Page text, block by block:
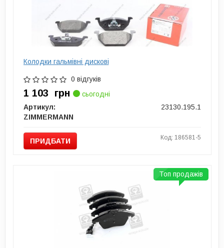
Колодки гальмівні дискові
0 відгуків
1 103 грн
сьогодні
Артикул:
23130.195.1
ZIMMERMANN
ПРИДБАТИ Код: 186581-5
Топ продажів